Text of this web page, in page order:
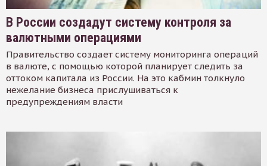
В России создадут систему контроля за
валютными операциями
Правительство создает систему мониторинга операций
в валюте, с помощью которой планирует следить за
оттоком капитала из России. На это кабмин толкнуло
нежелание бизнеса прислушиваться к
предупреждениям власти